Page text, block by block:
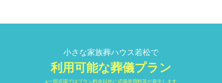
小さな家族葬ハウス若松で
利用可能な葬儀プラン
※一部式場ではプラン料金以外に式場使用料等が発生します